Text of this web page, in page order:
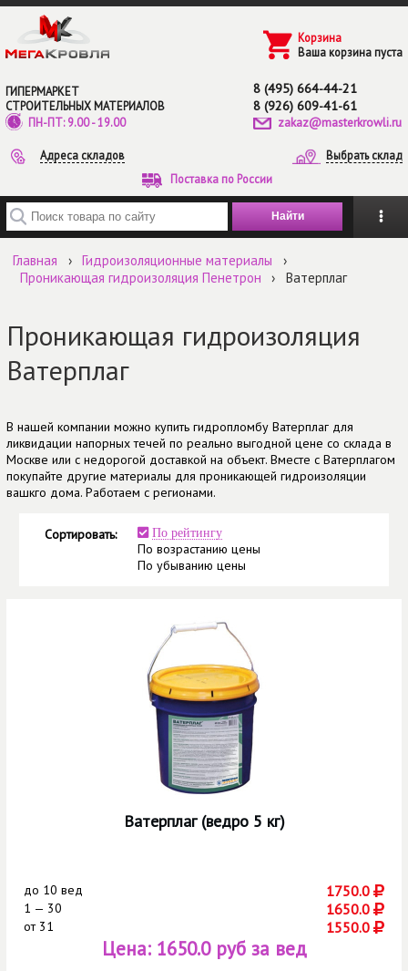
Перейти к основному содержанию
ГИПЕРМАРКЕТ
СТРОИТЕЛЬНЫХ МАТЕРИАЛОВ
ПН-ПТ: 9.00 - 19.00
8 (495) 664-44-21
8 (926) 609-41-61
zakaz@masterkrowli.ru
Адреса складов
Выбрать склад
Поставка по России
Корзина
Ваша корзина пуста
Введите ключевые слова для поиска
Главная › Гидроизоляционные материалы
›
Проникающая гидроизоляция Пенетрон
› Ватерплаг
Проникающая гидроизоляция
Ватерплаг
В нашей компании можно купить гидропломбу Ватерплаг для
ликвидации напорных течей по реально выгодной цене со склада в
Москве или с недорогой доставкой на объект. Вместе с Ватерплагом
покупайте другие материалы для проникающей гидроизоляции
вашкго дома. Работаем с регионами.
Сортировать: По рейтингу
По возрастанию цены
По убыванию цены
Ватерплаг (ведро 5 кг)
до 10 вед 1750.0
1 — 30 1650.0
от31 1550.0
Цена: 1650.0 руб за вед